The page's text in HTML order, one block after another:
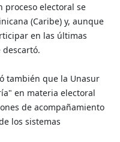
proceso electoral se
(Caribe) y, aunque
en las últimas
también que la Unasur
en materia electoral
de acompañamiento
los sistemas